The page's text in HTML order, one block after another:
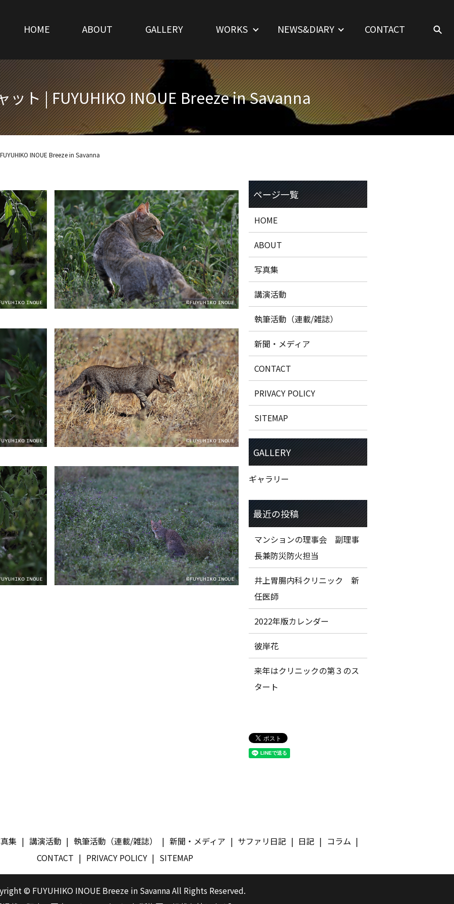
HOME ABOUT GALLERY WORKS NEWS&DIARY CONTACT
ット | FUYUHIKO INOUE Breeze in Savanna
INOUE Breeze in Savanna
HOME
ABOUT
写真集
講演活動
執筆活動（連載/雑誌）
新聞・メディア
CONTACT
PRIVACY POLICY
SITEMAP
ギャラリー
マンションの理事会 副理事
長兼防災防火担当
井上胃腸内科クリニック 新
任医師
2022年版カレンダー
彼岸花
来年はクリニックの第３のス
タート
集 講演活動 執筆活動（連載/雑誌） 新聞・メディア サファリ日記 日記
コラム
CONTACT
PRIVACY POLICY SITEMAP
© FUYUHIKO INOUE Breeze in Savanna All Rights Reserved.